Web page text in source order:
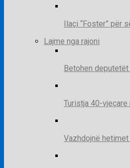
Ilaçi “Foster”
Lajme nga rajoni
Betohen
Turistja 40-
Vazhdojnë